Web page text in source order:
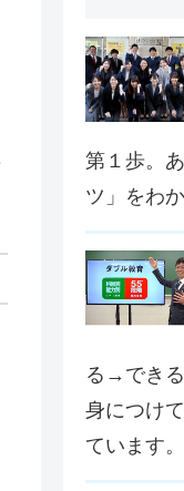
第１歩。
ツ」をわ
る→でき
身につけ
ています。